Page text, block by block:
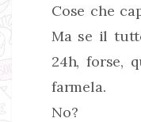
Cose che
Ma se il
24h, forse,
farmela.
No?